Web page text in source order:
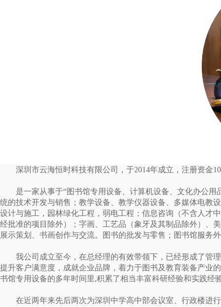
深圳市云海恒时科技有限公司，于2014年成立，注册资金
是一家从事于“图书馆专用设备、计算机设备、文化办公
统的技术开发与销售；教学设备、教学仪器设备、多媒体电教
设计与施工，园林绿化工程，弱电工程；信息咨询（不含人才
经批准的项目除外）；字画、工艺品（象牙及其制品除外）、
展示策划、书画创作与交流。图书的批发与零售；图书馆服务
我公司成立至今，在总经理的有效带领下，已经形成了管
提升客户满意度，成就企业品牌，着力于图书及教育装备产业
书馆专用设备的多年时间里,积累了相当丰富科研经验和实践经
在近两年来先后两次为深圳中学高中部会议室、行政楼进行